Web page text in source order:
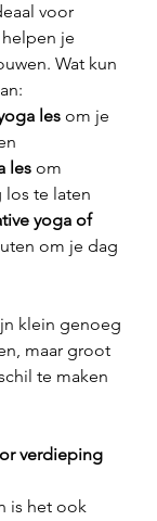
voor
je
Wat kun
les om je
les om
los te laten
yoga of
om je dag
klein genoeg
maar groot
te maken
verdieping
is het ook